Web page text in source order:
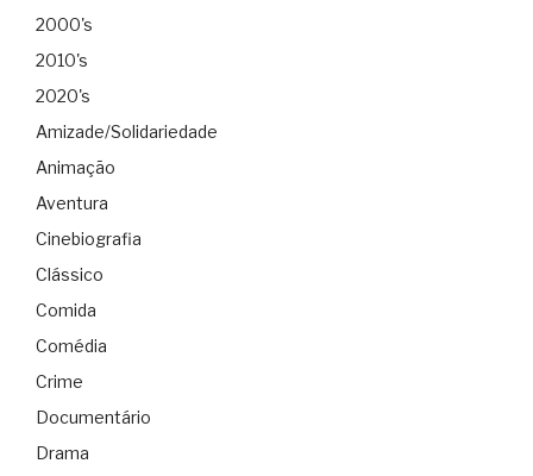
2000's
2010's
2020's
Amizade/Solidariedade
Animação
Aventura
Cinebiografia
Clássico
Comida
Comédia
Crime
Documentário
Drama